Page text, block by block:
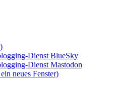
Dienst BlueSky
Dienst Mastodon
neues Fenster)